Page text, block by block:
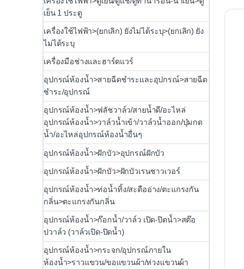
เย็น 1 ประตู
เครื่องใช้ไฟฟ้า>(ยกเลิก) ยังไม่ได้ระบุ>(ยกเลิก) ยัง
ไม่ได้ระบุ
เครื่องมือช่างและฮาร์ดแวร์
อุปกรณ์ห้องน้ำ>สายฉีดชำระและอุปกรณ์>สายฉีด
ชำระ/อุปกรณ์
อุปกรณ์ห้องน้ำ>ฟลัชวาล์ว/สายน้ำดี/อะไหล่
อุปกรณ์ห้องน้ำ>วาล์วน้ำเข้า/วาล์วน้ำออก/ปุ่มกด
น้ำ/อะไหล่อุปกรณ์ห้องน้ำอื่นๆ
อุปกรณ์ห้องน้ำ>ฝักบัว>อุปกรณ์ฝักบัว
อุปกรณ์ห้องน้ำ>ฝักบัว>ฝักบัวเรนชาวเวอร์
อุปกรณ์ห้องน้ำ>ท่อน้ำทิ้ง/สะดืออ่าง/ตะแกรงกัน
กลิ่น>ตะแกรงกันกลิ่น
อุปกรณ์ห้องน้ำ>ก๊อกน้ำ/วาล์ว เปิด-ปิดน้ำ>สต๊อ
ปวาล์ว (วาล์วเปิด-ปิดน้ำ)
อุปกรณ์ห้องน้ำ>กระจก/อุปกรณ์ภายใน
ห้องน้ำ>ราวแขวน/ขอแขวนผ้า/ห่วงแขวนผ้า